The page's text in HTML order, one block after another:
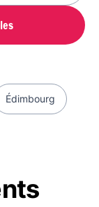
Édimbourg